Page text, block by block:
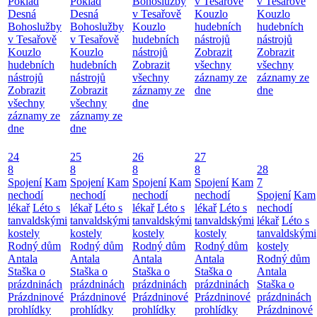
Desná
Bohoslužby
v Tesařově
Kouzlo
hudebních
nástrojů
Zobrazit
všechny
záznamy ze
dne
Desná
Bohoslužby
v Tesařově
Kouzlo
hudebních
nástrojů
Zobrazit
všechny
záznamy ze
dne
v Tesařově
Kouzlo
hudebních
nástrojů
Zobrazit
všechny
záznamy ze
dne
Kouzlo
hudebních
nástrojů
Zobrazit
všechny
záznamy ze
dne
Kouzlo
hudebních
nástrojů
Zobrazit
všechny
záznamy ze
dne
24
8
Spojení Kam
nechodí
lékař Léto s
tanvaldskými
kostely
Rodný dům
Antala
Staška o
prázdninách
Prázdninové
prohlídky
25
8
Spojení Kam
nechodí
lékař Léto s
tanvaldskými
kostely
Rodný dům
Antala
Staška o
prázdninách
Prázdninové
prohlídky
26
8
Spojení Kam
nechodí
lékař Léto s
tanvaldskými
kostely
Rodný dům
Antala
Staška o
prázdninách
Prázdninové
prohlídky
27
8
Spojení Kam
nechodí
lékař Léto s
tanvaldskými
kostely
Rodný dům
Antala
Staška o
prázdninách
Prázdninové
prohlídky
28
7
Spojení Kam
nechodí
lékař Léto s
tanvaldskými
kostely
Rodný dům
Antala
Staška o
prázdninách
Prázdninové